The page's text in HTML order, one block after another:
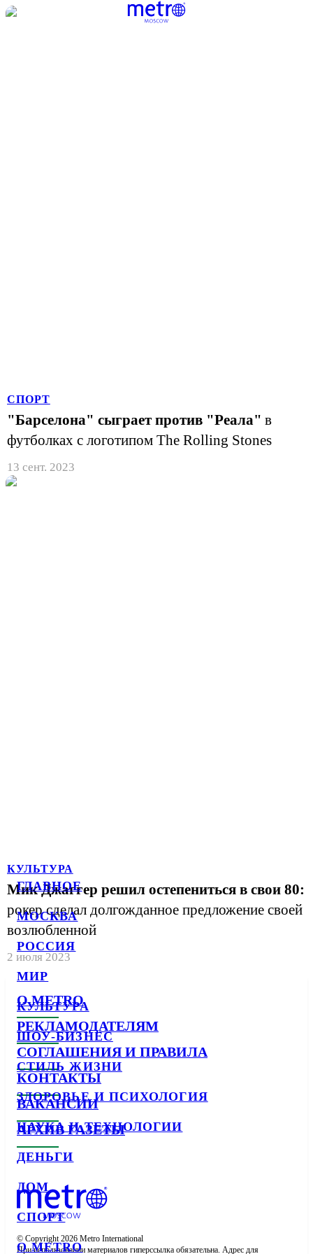
ГЛАВНОЕ
МОСКВА
РОССИЯ
МИР
КУЛЬТУРА
ШОУ-БИЗНЕС
СТИЛЬ ЖИЗНИ
ЗДОРОВЬЕ И ПСИХОЛОГИЯ
НАУКА И ТЕХНОЛОГИИ
ДЕНЬГИ
ДОМ
СПОРТ
О METRO
СПОРТ
"Барселона" сыграет против "Реала" в
футболках с логотипом The Rolling Stones
13 сент. 2023
КУЛЬТУРА
Мик Джаггер решил остепениться в свои 80:
рокер сделал долгожданное предложение своей
возлюбленной
2 июля 2023
О METRO
РЕКЛАМОДАТЕЛЯМ
СОГЛАШЕНИЯ И ПРАВИЛА
КОНТАКТЫ
ВАКАНСИИ
АРХИВ ГАЗЕТЫ
© Copyright 2026 Metro International
При использовании материалов гиперссылка обязательна. Адрес для